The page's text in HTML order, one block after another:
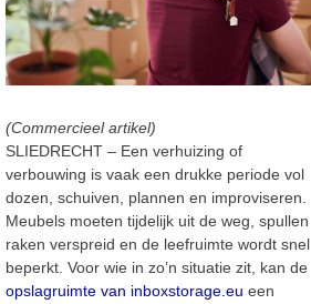
(Commercieel artikel)
SLIEDRECHT – Een verhuizing of
verbouwing is vaak een drukke periode vol
dozen, schuiven, plannen en improviseren.
Meubels moeten tijdelijk uit de weg, spullen
raken verspreid en de leefruimte wordt snel
beperkt. Voor wie in zo’n situatie zit, kan de
opslagruimte van inboxstorage.eu een